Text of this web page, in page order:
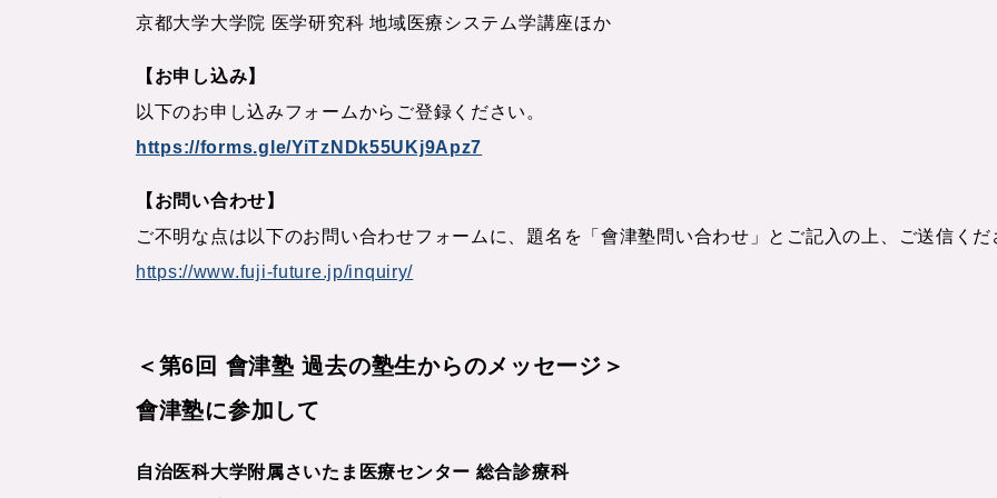
京都大学大学院 医学研究科 地域医療システム学講座ほか
【お申し込み】
以下のお申し込みフォームからご登録ください。
https://forms.gle/YiTzNDk55UKj9Apz7
【お問い合わせ】
ご不明な点は以下のお問い合わせフォームに、題名を「會津塾問い合わせ」とご記入の上、ご送信くだ
https://www.fuji-future.jp/inquiry/
＜第6回 會津塾 過去の塾生からのメッセージ＞
會津塾に参加して
自治医科大学附属さいたま医療センター 総合診療科